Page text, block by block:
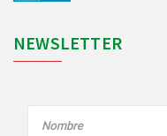
NEWSLETTER